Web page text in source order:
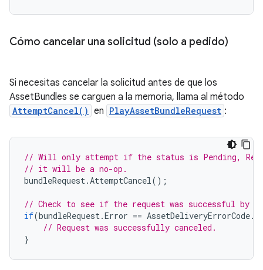
Cómo cancelar una solicitud (solo a pedido)
Si necesitas cancelar la solicitud antes de que los
AssetBundles se carguen a la memoria, llama al método
AttemptCancel() en PlayAssetBundleRequest :
// Will only attempt if the status is Pending,
// it will be a no-op.
bundleRequest . AttemptCancel ();
// Check to see if the request was successful by
if(bundleRequest .Error == AssetDeliveryErrorCode.
// Request was successfully canceled.
}